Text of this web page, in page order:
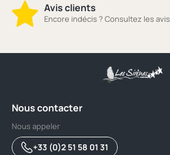
Avis clients
Encore indécis ? Consultez les
Nous contacter
Nous appeler
+33 (0)2 51 58 01 31